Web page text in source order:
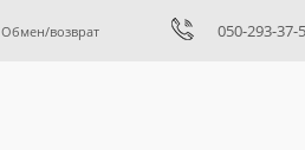
Обмен/возврат 050-293-37-